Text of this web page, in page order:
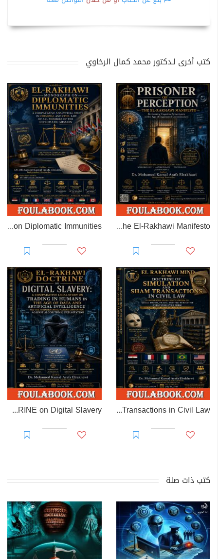
كتب أخرى لـدكتور محمد كمال الرخاوي
Prisoner of Perception: The El-Rakhawi Manifesto
EL-RAKHAWI MONOGRAPH on Diplomatic Immunities
EL RAKHAWI MIND on the Doctrine of Simulation and Sham Transactions in Civil Law
EL-RAKHAWI DOCTRINE on Digital Slavery
كتب ذات صلة